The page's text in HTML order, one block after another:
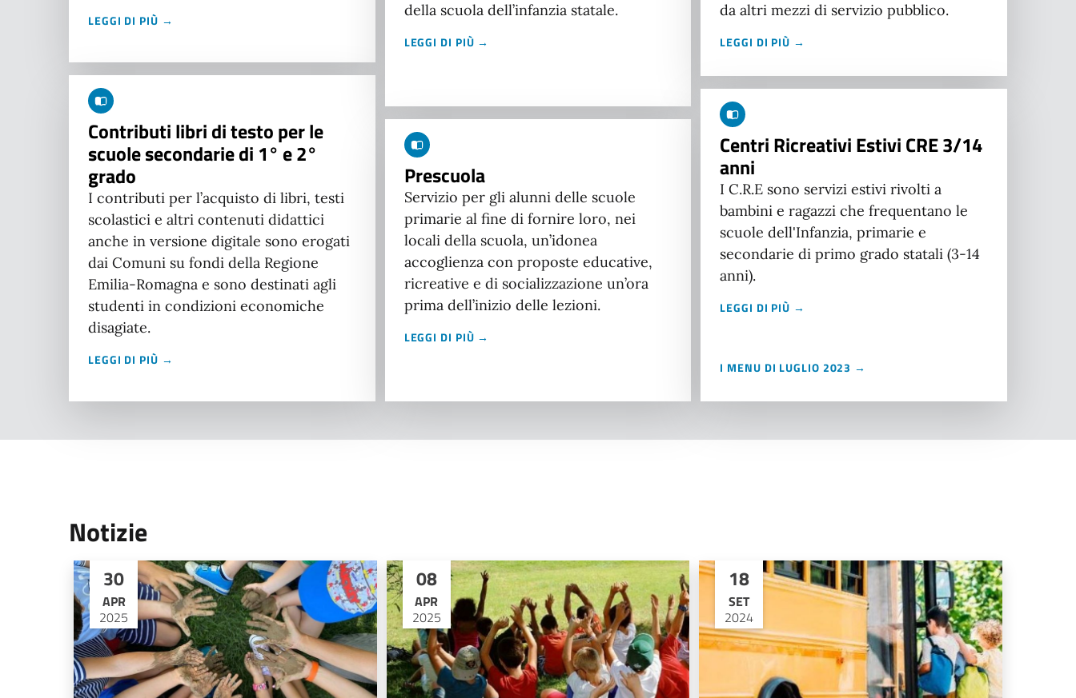
LEGGI DI PIÙ →
Contributi libri di testo per le
scuole secondarie di 1° e 2°
grado
I contributi per l’acquisto di libri, testi
scolastici e altri contenuti didattici
anche in versione digitale sono erogati
dai Comuni su fondi della Regione
Emilia-Romagna e sono destinati agli
studenti in condizioni economiche
disagiate.
LEGGI DI PIÙ →
della scuola dell’infanzia statale.
LEGGI DI PIÙ →
Prescuola
Servizio per gli alunni delle scuole
primarie al fine di fornire loro, nei
locali della scuola, un’idonea
accoglienza con proposte educative,
ricreative e di socializzazione un’ora
prima dell’inizio delle lezioni.
LEGGI DI PIÙ →
da altri mezzi di servizio pubblico.
LEGGI DI PIÙ →
Centri Ricreativi Estivi CRE 3/14
anni
I C.R.E sono servizi estivi rivolti a
bambini e ragazzi che frequentano le
scuole dell'Infanzia, primarie e
secondarie di primo grado statali (3-14
anni).
LEGGI DI PIÙ →
I MENU DI LUGLIO 2023 →
Notizie
30
APR
2025
08
APR
2025
18
SET
2024